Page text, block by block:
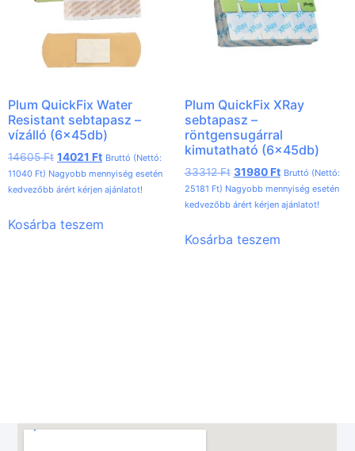
Plum QuickFix Water
Resistant sebtapasz –
vízálló (6x45db)
14605Ft 14021 Ft Bruttó (Nettó:
11040 Ft) Nagyobb mennyiség esetén
kedvezőbb árért kérjen ajánlatot!
Kosárba teszem
Plum QuickFix XRay
sebtapasz –
röntgensugárral
kimutatható (6x45db)
33312Ft 31980Ft Bruttó (Nettó:
25181 Ft) Nagyobb mennyiség esetén
kedvezőbb árért kérjen ajánlatot!
Kosárba teszem